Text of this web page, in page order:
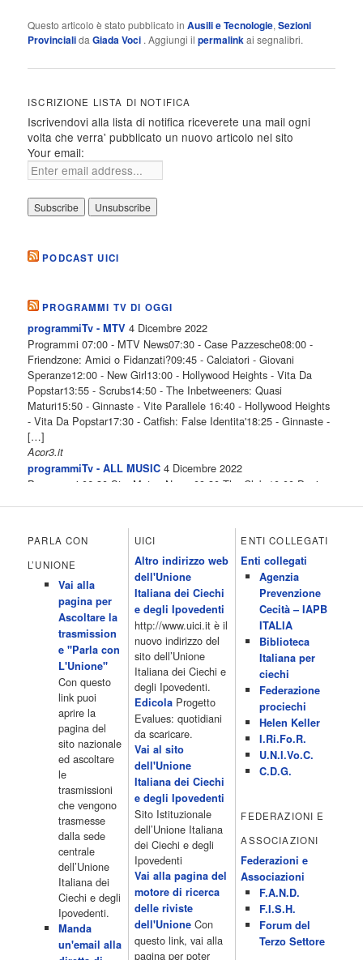
Questo articolo è stato pubblicato inAusili e Tecnologie,Sezioni
ProvincialidaGiada Voci . Aggiungi ilpermalinkai segnalibri.
ISCRIZIONE LISTA DI NOTIFICA
Iscrivendovi alla lista di notifica riceverete una mail ogni
volta che verra' pubblicato un nuovo articolo nel sito
Your email:
PODCAST UICI
PROGRAMMI TV DI OGGI
programmiTv - MTV 4 Dicembre 2022
Programmi 07:00 - MTV News07:30 - Case Pazzesche08:00 -
Friendzone: Amici o Fidanzati?09:45 - Calciatori - Giovani
Speranze12:00 - New Girl13:00 - Hollywood Heights - Vita Da
Popstar13:55 - Scrubs14:50 - The Inbetweeners: Quasi
Maturi15:50 - Ginnaste - Vite Parallele 16:40 - Hollywood Heights
- Vita Da Popstar17:30 - Catfish: False Identita'18:25 - Ginnaste -
[…]
Acor3.it
programmiTv - ALL MUSIC 4 Dicembre 2022
Programmi 06.30 Star.Meteo.News 09.30 The Club 10.00 Deejay
All News 16.05 Rotazione musicale 19.00 All News 19.05 The
Club 19.30 19.30 Human Guinea Pigs 20.00 Inbox 21.00 Code
Monkeys 21.30 Sons of Butcher […]
programmiTv - ITALIA 1 4 Dicembre 2022
Programmi 06.35 Cartoni Animati 09.05 Telefilm:Starsky & Hutch
10.10 Telefilm:Supercar 12.15 12.15 Secondo voi 12.25 Studio
Aperto 13.00 Studio Sport 13.40 Cartoni animati 14.30 I Simpson
15.00 Telefilm:Paso adelante 15.55 15.55 Telefilm:Wildfire 16.50
Cartoni animati 18.30 Studio Aperto 19.05 Don Luca c'� 19.35
19.35 Medici miei 20.05 Camera caf� 20.30 La ruota della
fortuna 21.10 […]
Acor3.it
programmiTv - LA 7
4 Dicembre 2022
Programmi 06:00 - Tg La7/meteo/oroscopo/traffico06:55 - Movie
Flash07:00 - Omnibus ? Rassegna stampa07:30 - Tg La707:50 -
Omnibus09:50 - Coffee Break11:00 - L?aria che tira12:25 - I
men� di Benedetta13:30 - Tg La714:00 - Tg La7 Cronache14:40 -
Telefilm: Le strade di San Francisco - Omicidio di primo grado -
Una scuola di paura 16:30 […]
Acor3.it
programmiTv - CANALE 5 4 Dicembre 2022
Programmi 2/3 06.00 TG5/Traffico/Meteo/Borse e monete 08.00
TG5 Mattina 08.40 Mattino Cinque(TG5-Ore 10) 11.00 Forum
13.00 2/3 13.00 TG5 13.40 Beautiful 14.10 Centovetrine 14.45
Uomini e donne 16.15 2/3 16.15 Amici 16.55 Pomeriggio
cinque(All'interno: TG5-5 minuti 17.55) 18.50 Chi vuol essere
milionario 20.00 2/3 20.00 TG5 20.30 Striscia la notizia 21.10
PARLA CON
L’UNIONE
Vai alla
pagina per
Ascoltare la
trasmission
e "Parla con
L'Unione"
Con questo
link puoi
aprire la
pagina del
sito nazionale
ed ascoltare
le
trasmissioni
che vengono
trasmesse
dalla sede
centrale
dell’Unione
Italiana dei
Ciechi e degli
Ipovedenti.
Manda
un'email alla
UICI
Altro indirizzo web
dell'Unione
Italiana dei Ciechi
e degli Ipovedenti
http://www.uici.it è il
nuovo indirizzo del
sito dell’Unione
Italiana dei Ciechi e
degli Ipovedenti.
EdicolaProgetto
Evalues: quotidiani
da scaricare.
Vai al sito
dell'Unione
Italiana dei Ciechi
e degli Ipovedenti
Sito Istituzionale
dell’Unione Italiana
dei Ciechi e degli
Ipovedenti
Vai alla pagina del
motore di ricerca
delle riviste
dell'UnioneCon
questo link, vai alla
pagina per poter
ENTI COLLEGATI
Enti collegati
Agenzia
Prevenzione
Cecità – IAPB
ITALIA
Biblioteca
Italiana per
ciechi
Federazione
prociechi
Helen Keller
I.Ri.Fo.R.
U.N.I.Vo.C.
C.D.G.
FEDERAZIONI E
ASSOCIAZIONI
Federazioni e
Associazioni
F.A.N.D.
F.I.S.H.
Forum del
Terzo Settore